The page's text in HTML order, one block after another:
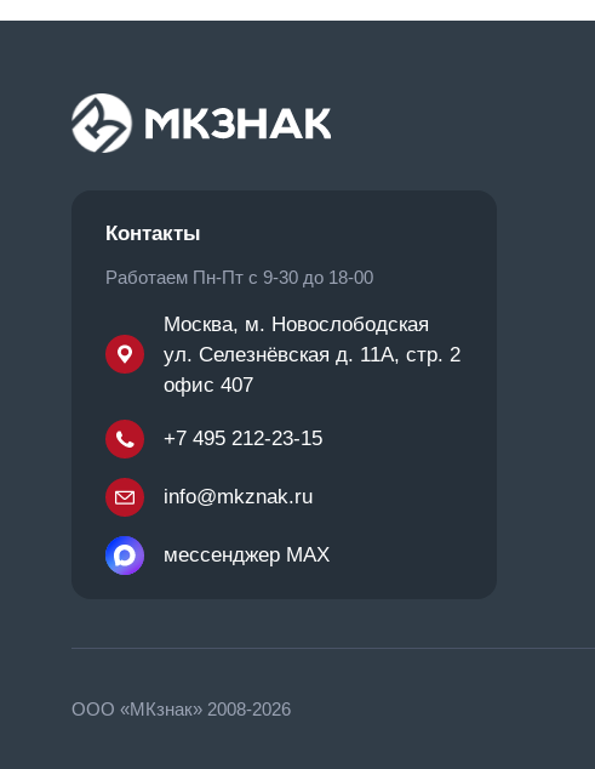
Контакты
Работаем Пн-Пт с 9-30 до 18-00
Москва, м. Новослободская
ул. Селезнёвская д. 11А, стр. 2
офис 407
+7 495 212-23-15
info@mkznak.ru
мессенджер MAX
ООО «МКзнак» 2008-2026